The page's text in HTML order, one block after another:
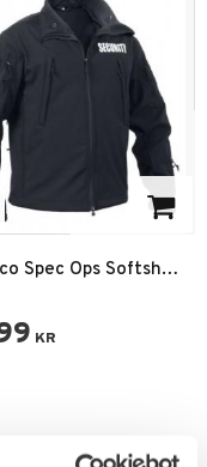
till i favoriter
Spec Ops Softshell
KR